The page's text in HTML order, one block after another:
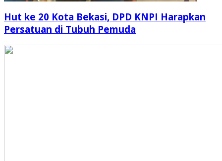
Hut ke 20 Kota Bekasi, DPD KNPI Harapkan
Persatuan di Tubuh Pemuda